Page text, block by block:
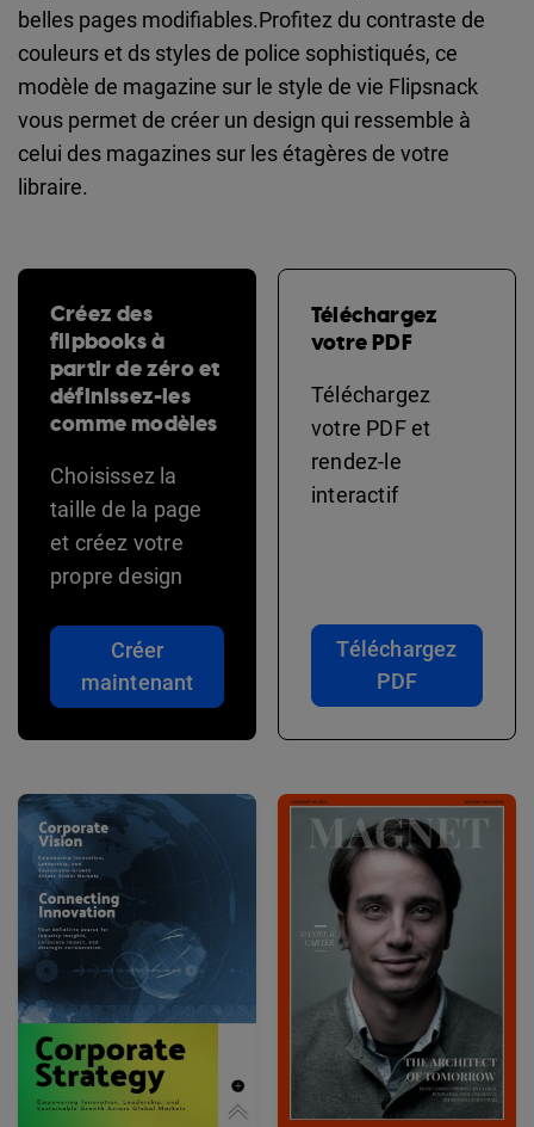
belles pages modifiables.Profitez du contraste de
couleurs et ds styles de police sophistiqués, ce
modèle de magazine sur le style de vie Flipsnack
vous permet de créer un design qui ressemble à
celui des magazines sur les étagères de votre
libraire.
Créez des
flipbooks à
partir de zéro et
définissez-les
comme modèles
Choisissez la
taille de la page
et créez votre
propre design
Créer
maintenant
Téléchargez
votre PDF
Téléchargez
votre PDF et
rendez-le
interactif
Téléchargez
PDF